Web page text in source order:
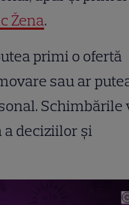
Žena.
primi o ofertă
sau ar
Schimbările
a deciziilor și